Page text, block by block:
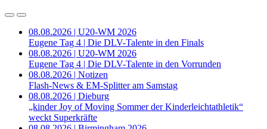
08.08.2026 | U20-WM 2026
Eugene Tag 4 | Die DLV-Talente in den Finals
08.08.2026 | U20-WM 2026
Eugene Tag 4 | Die DLV-Talente in den Vorrunden
08.08.2026 | Notizen
Flash-News & EM-Splitter am Samstag
08.08.2026 | Dieburg
„kinder Joy of Moving Sommer der Kinderleichtathletik“
weckt Superkräfte